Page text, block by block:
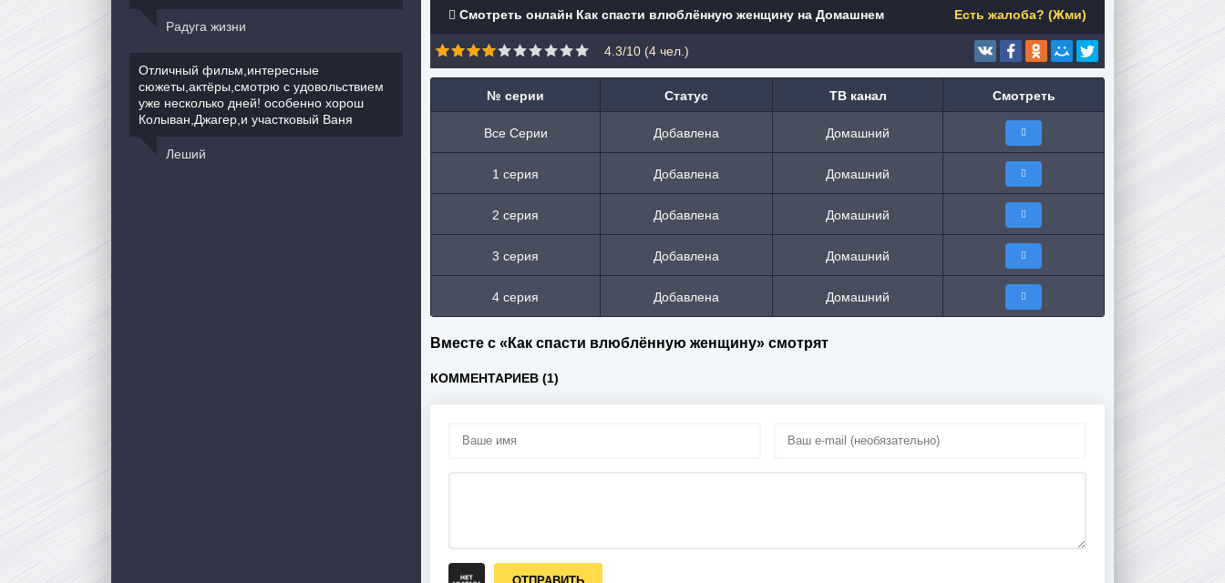
Смотреть онлайн Как спасти влюблённую женщину на Домашнем Есть жалоба? (Жми)
4.3/10 (4 чел.)
№ серии Статус ТВ канал Смотреть
Все Серии Добавлена Домашний
1 серия Добавлена Домашний
2 серия Добавлена Домашний
3 серия Добавлена Домашний
4 серия Добавлена Домашний
Вместе с «Как спасти влюблённую женщину» смотрят
КОММЕНТАРИЕВ (1)
Радуга жизни
Отличный фильм,интересные
сюжеты,актёры,смотрю с удовольствием
уже несколько дней! особенно хорош
Колыван,Джагер,и участковый Ваня
Леший